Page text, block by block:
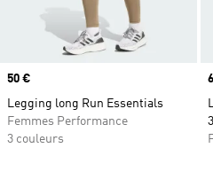
Prix
50 €
Legging long Run Essentials
Femmes Performance
3 couleurs